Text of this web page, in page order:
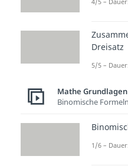
Jetzt
Dreisatz
5/5 –
Mathe Grundlagen
Binomische Formeln
1/6 –